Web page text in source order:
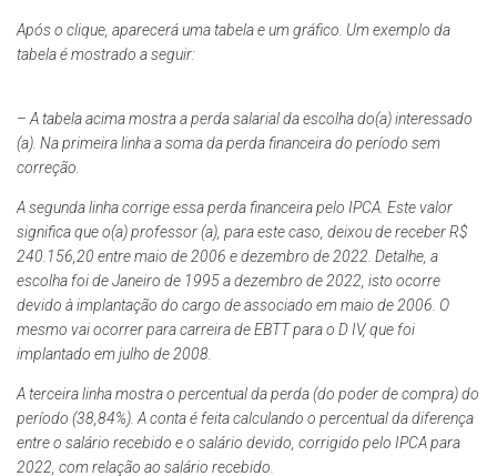
Após o clique, aparecerá uma tabela e um gráfico. Um exemplo da
tabela é mostrado a seguir:
– A tabela acima mostra a perda salarial da escolha do(a) interessado
(a). Na primeira linha a soma da perda financeira do período sem
correção.
A segunda linha corrige essa perda financeira pelo IPCA. Este valor
significa que o(a) professor (a), para este caso, deixou de receber R$
240.156,20 entre maio de 2006 e dezembro de 2022. Detalhe, a
escolha foi de Janeiro de 1995 a dezembro de 2022, isto ocorre
devido à implantação do cargo de associado em maio de 2006. O
mesmo vai ocorrer para carreira de EBTT para o D IV, que foi
implantado em julho de 2008.
A terceira linha mostra o percentual da perda (do poder de compra) do
período (38,84%). A conta é feita calculando o percentual da diferença
entre o salário recebido e o salário devido, corrigido pelo IPCA para
2022, com relação ao salário recebido.